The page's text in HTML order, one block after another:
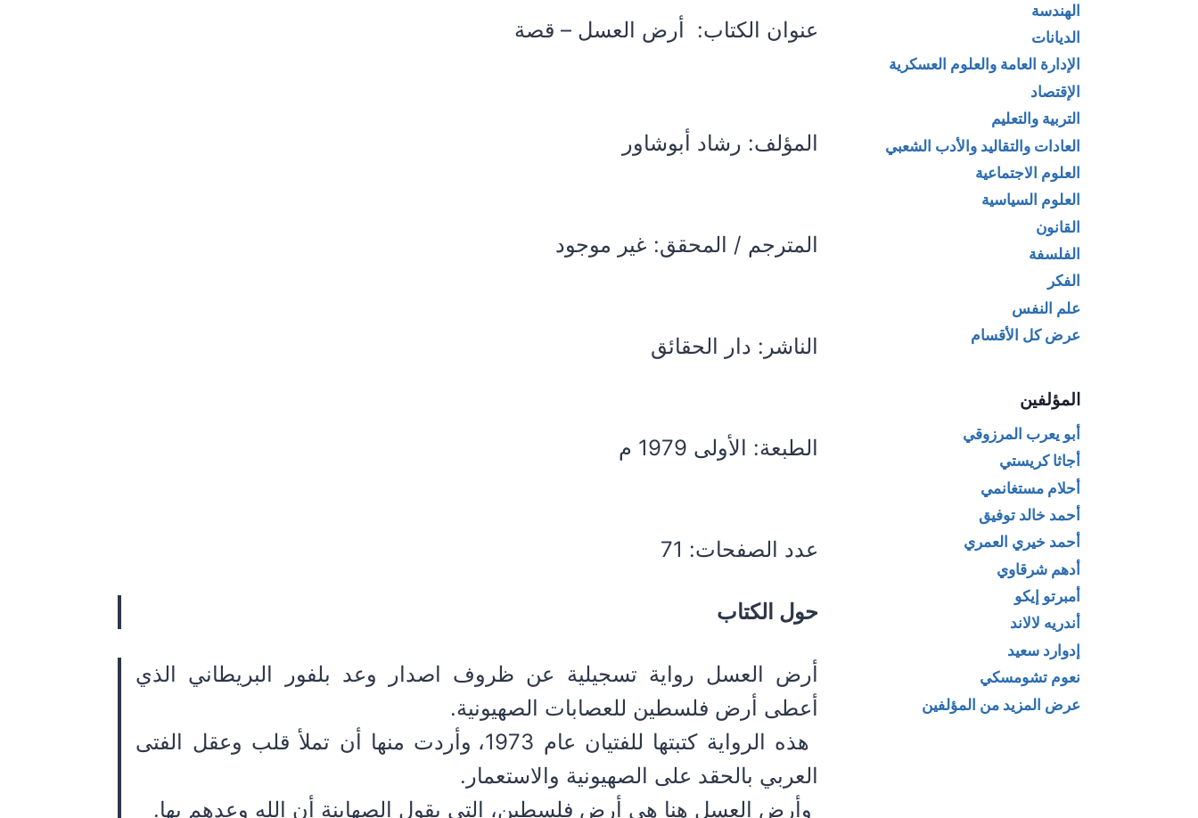
عنوان الكتاب: أرض العسل – قصة
المؤلف: رشاد أبوشاور
المترجم / المحقق: غير موجود
الناشر: دار الحقائق
الطبعة: الأولى 1979 م
عدد الصفحات: 71
حول الكتاب
أرض العسل رواية تسجيلية عن ظروف اصدار وعد بلفور البريطاني الذي
أعطى أرض فلسطين للعصابات الصهيونية.
هذه الرواية كتبتها للفتيان عام 1973، وأردت منها أن تملأ قلب وعقل الفتى
العربي بالحقد على الصهيونية والاستعمار.
وأرض العسل هنا هي أرض فلسطين، التي يقول الصهاينة أن الله وعدهم بها.
الهندسة
الديانات
الإدارة العامة والعلوم العسكرية
الإقتصاد
التربية والتعليم
العادات والتقاليد والأدب الشعبي
العلوم الاجتماعية
العلوم السياسية
القانون
الفلسفة
الفكر
علم النفس
عرض كل الأقسام
المؤلفين
أبو يعرب المرزوقي
أجاثا كريستي
أحلام مستغانمي
أحمد خالد توفيق
أحمد خيري العمري
أدهم شرقاوي
أمبرتو إيكو
أندريه لالاند
إدوارد سعيد
نعوم تشومسكي
عرض المزيد من المؤلفين